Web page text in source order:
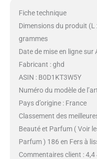
Fiche technique
Dimensions du produit (L
grammes
Date de mise en ligne
Fabricant : ghd
ASIN : B0D1KT3W5Y
Numéro du modèle de
Pays d’origine : France
Classement des
Beauté et Parfum ( Voir
Parfum ) 186 en Fers à
Commentaires client :